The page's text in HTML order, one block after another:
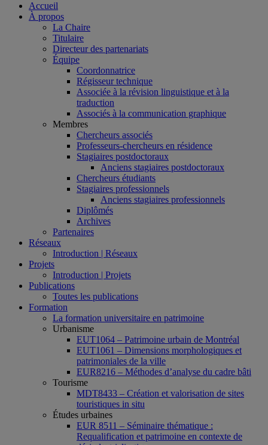
Accueil
À propos
La Chaire
Titulaire
Directeur des partenariats
Équipe
Coordonnatrice
Régisseur technique
Associée à la révision linguistique et à la
traduction
Associés à la communication graphique
Membres
Chercheurs associés
Professeurs-chercheurs en résidence
Stagiaires postdoctoraux
Anciens stagiaires postdoctoraux
Chercheurs étudiants
Stagiaires professionnels
Anciens stagiaires professionnels
Diplômés
Archives
Partenaires
Réseaux
Introduction | Réseaux
Projets
Introduction | Projets
Publications
Toutes les publications
Formation
La formation universitaire en patrimoine
Urbanisme
EUT1064 – Patrimoine urbain de Montréal
EUT1061 – Dimensions morphologiques et
patrimoniales de la ville
EUR8216 – Méthodes d’analyse du cadre bâti
Tourisme
MDT8433 – Création et valorisation de sites
touristiques in situ
Études urbaines
EUR 8511 – Séminaire thématique :
Requalification et patrimoine en contexte de